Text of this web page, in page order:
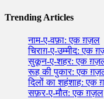
Trending Articles
नाम-ए-वफ़ा: एक ग़ज़ल
चिराग़-ए-उम्मीद: एक
सुकून-ए-शहर: एक
रूह की पुकार: एक
दिलों का शहंशाह: एक
सफ़र-ए-मौत: एक ग़ज़ल